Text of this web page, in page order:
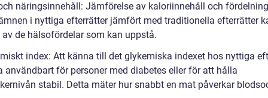
näringsinnehåll: Jämförelse av kaloriinnehåll och
i nyttiga efterrätter jämfört med traditionella efterrätter
de hälsofördelar som kan uppstå.
index: Att känna till det glykemiska indexet hos nyttiga
användbart för personer med diabetes eller för att hålla
stabil. Detta mäter hur snabbt en mat påverkar